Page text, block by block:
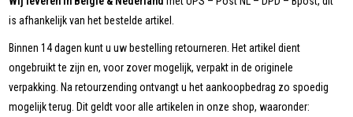
is afhankelijk van het bestelde artikel.
Binnen 14 dagen kunt u uw bestelling retourneren. Het artikel dient
ongebruikt te zijn en, voor zover mogelijk, verpakt in de originele
verpakking. Na retourzending ontvangt u het aankoopbedrag zo spoedig
mogelijk terug. Dit geldt voor alle artikelen in onze shop, waaronder: